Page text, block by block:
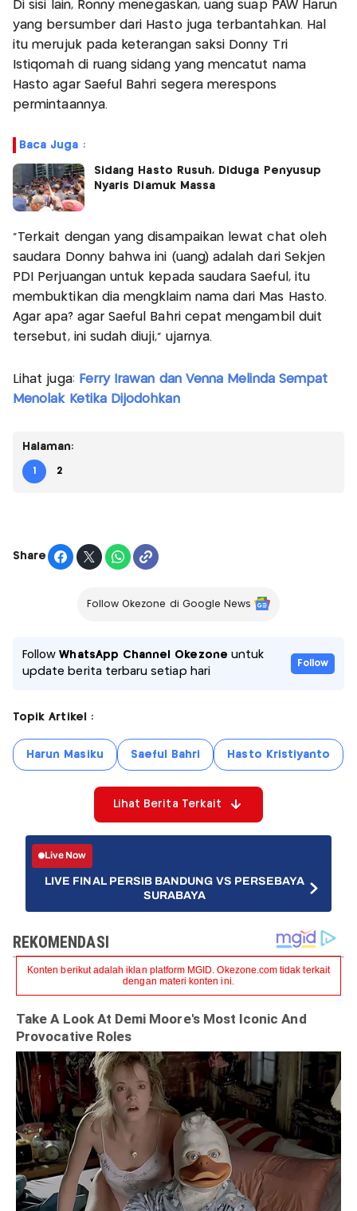
Di sisi lain, Ronny menegaskan, uang suap PAW Harun
yang bersumber dari Hasto juga terbantahkan. Hal
itu merujuk pada keterangan saksi Donny Tri
Istiqomah di ruang sidang yang mencatut nama
Hasto agar Saeful Bahri segera merespons
permintaannya.
Baca Juga :
Sidang Hasto Rusuh, Diduga Penyusup
Nyaris Diamuk Massa
"Terkait dengan yang disampaikan lewat chat oleh
saudara Donny bahwa ini (uang) adalah dari Sekjen
PDI Perjuangan untuk kepada saudara Saeful, itu
membuktikan dia mengklaim nama dari Mas Hasto.
Agar apa? agar Saeful Bahri cepat mengambil duit
tersebut, ini sudah diuji," ujarnya.
Lihat juga: Ferry Irawan dan Venna Melinda Sempat
Menolak Ketika Dijodohkan
Halaman:
1 2
Share
Follow Okezone di Google News
FollowWhatsApp Channel Okezone untuk
update berita terbaru setiap hari
Follow
Topik Artikel :
Harun Masiku Saeful Bahri Hasto Kristiyanto
Lihat Berita Terkait
Live Now
LIVE FINAL PERSIB BANDUNG VS PERSEBAYA
SURABAYA